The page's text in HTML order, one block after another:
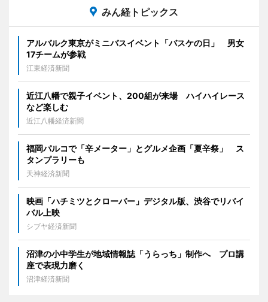
みん経トピックス
アルバルク東京がミニバスイベント「バスケの日」 男女
17チームが参戦
江東経済新聞
近江八幡で親子イベント、200組が来場 ハイハイレース
など楽しむ
近江八幡経済新聞
福岡パルコで「辛メーター」とグルメ企画「夏辛祭」 ス
タンプラリーも
天神経済新聞
映画「ハチミツとクローバー」デジタル版、渋谷でリバイ
バル上映
シブヤ経済新聞
沼津の小中学生が地域情報誌「うらっち」制作へ プロ講
座で表現力磨く
沼津経済新聞